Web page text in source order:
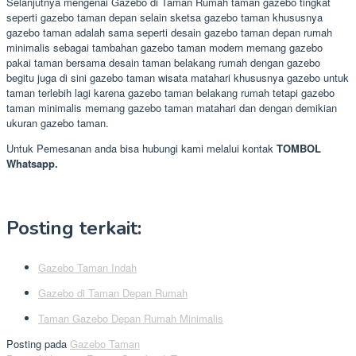
seperti gazebo taman depan selain sketsa gazebo taman khususnya
gazebo taman adalah sama seperti desain gazebo taman depan rumah
minimalis sebagai tambahan gazebo taman modern memang gazebo
pakai taman bersama desain taman belakang rumah dengan gazebo
begitu juga di sini gazebo taman wisata matahari khususnya gazebo untuk
taman terlebih lagi karena gazebo taman belakang rumah tetapi gazebo
taman minimalis memang gazebo taman matahari dan dengan demikian
ukuran gazebo taman.
Untuk Pemesanan anda bisa hubungi kami melalui kontak TOMBOL
Whatsapp.
Posting terkait:
Gazebo Taman Indah
Gazebo di Taman Depan Rumah
Taman Gazebo Depan Rumah Minimalis
Posting pada Gazebo Taman